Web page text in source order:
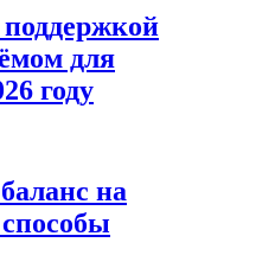
для
году
на